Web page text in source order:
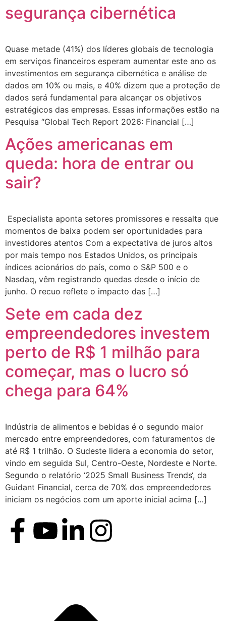
segurança cibernética
Quase metade (41%) dos líderes globais de tecnologia
em serviços financeiros esperam aumentar este ano os
investimentos em segurança cibernética e análise de
dados em 10% ou mais, e 40% dizem que a proteção de
dados será fundamental para alcançar os objetivos
estratégicos das empresas. Essas informações estão na
Pesquisa “Global Tech Report 2026: Financial […]
Ações americanas em
queda: hora de entrar ou
sair?
Especialista aponta setores promissores e ressalta que
momentos de baixa podem ser oportunidades para
investidores atentos Com a expectativa de juros altos
por mais tempo nos Estados Unidos, os principais
índices acionários do país, como o S&P 500 e o
Nasdaq, vêm registrando quedas desde o início de
junho. O recuo reflete o impacto das […]
Sete em cada dez
empreendedores investem
perto de R$ 1 milhão para
começar, mas o lucro só
chega para 64%
Indústria de alimentos e bebidas é o segundo maior
mercado entre empreendedores, com faturamentos de
até R$ 1 trilhão. O Sudeste lidera a economia do setor,
vindo em seguida Sul, Centro-Oeste, Nordeste e Norte.
Segundo o relatório ‘2025 Small Business Trends‘, da
Guidant Financial, cerca de 70% dos empreendedores
iniciam os negócios com um aporte inicial acima […]